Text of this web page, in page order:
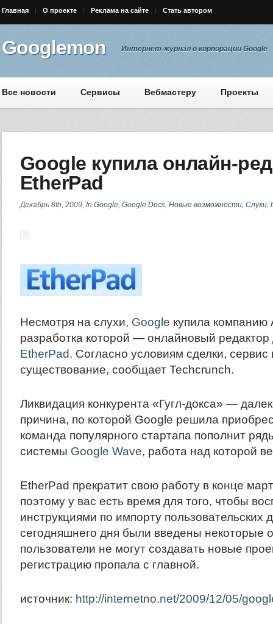
Главная О проекте Реклама на сайте Стать автором
Googlemon Интернет-журнал о корпорации Google
Все новости Сервисы Вебмастеру Проекты
Google купила онлайн-
EtherPad
Декабрь 8th, 2009, In Google, Google Docs, Новые возможности, Слухи,
Несмотря на слухи, Google купила компанию
разработка которой — онлайновый редактор
EtherPad. Согласно условиям сделки, сервис
существование, сообщает Techcrunch.
Ликвидация конкурента «Гугл-докса» —
причина, по которой Google решила
команда популярного стартапа пополнит
системы Google Wave, работа над которой
EtherPad прекратит свою работу в конце
поэтому у вас есть время для того, чтобы
инструкциями по импорту пользовательских
сегодняшнего дня были введены некоторые
пользователи не могут создавать новые
регистрацию пропала с главной.
источник: http://internetno.net/2009/12/05/